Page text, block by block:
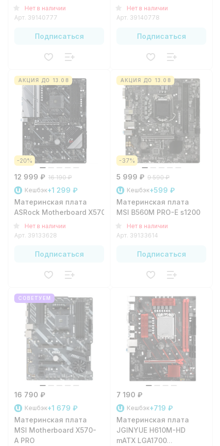
B470/2xDDR4/1xPCI-
e16/1xPCI-
Нет в наличии
Арт. 39140777
Подписаться
e16/1xPCI-
e1/4xSATA3/1xM.2/4xUSB3.2/
Нет в наличии
Арт. 39140778
Подписаться
АКЦИЯ ДО 13.08
-20%
12 999 ₽ 16 190 ₽
Кешбэк+1 299 ₽
Материнская плата
ASRock Motherboard X570 Phantom Gaming 4
Нет в наличии
Арт. 39133628
Подписаться
АКЦИЯ ДО 13.08
-37%
5 999 ₽ 9 590 ₽
Кешбэк+599 ₽
Материнская плата
MSI B560M PRO-E s1200
Нет в наличии
Арт. 39133614
Подписаться
СОВЕТУЕМ
16 790 ₽
Кешбэк+1 679 ₽
Материнская плата
MSI Motherboard X570-
A PRO
7 190 ₽
Кешбэк+719 ₽
Материнская плата
JGINYUE H610M-HD
mATX LGA1700